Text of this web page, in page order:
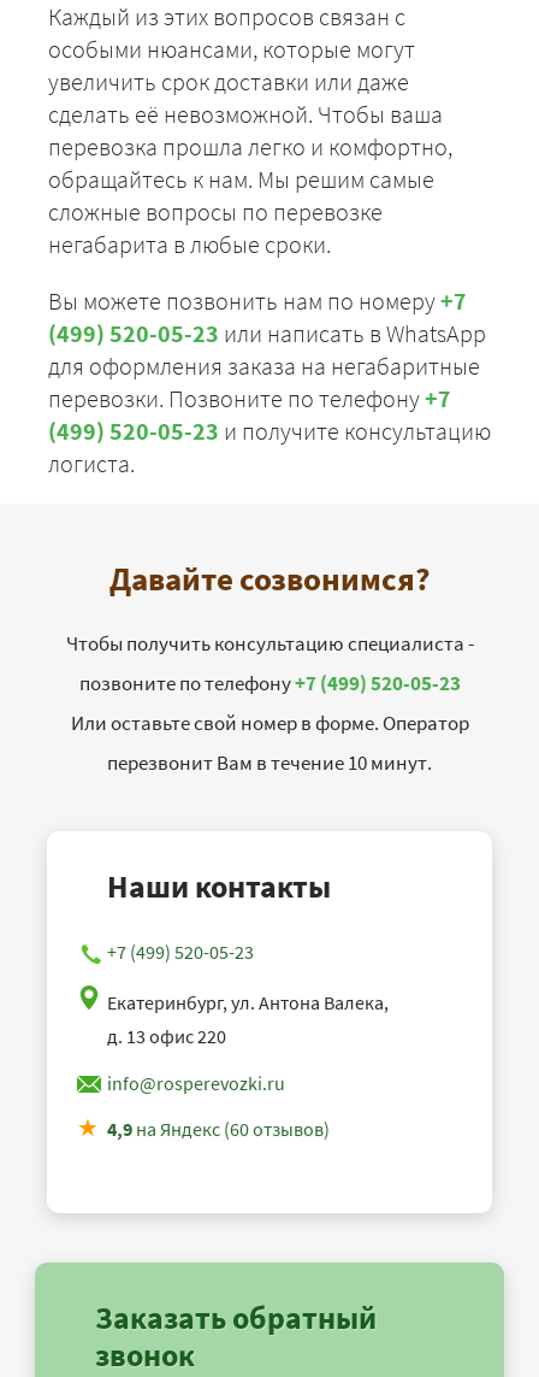
Каждый из этих вопросов связан с
особыми нюансами, которые могут
увеличить срок доставки или даже
сделать её невозможной. Чтобы ваша
перевозка прошла легко и комфортно,
обращайтесь к нам. Мы решим самые
сложные вопросы по перевозке
негабарита в любые сроки.
Вы можете позвонить нам по номеру+7
(499) 520-05-23 или написать в WhatsApp
для оформления заказа на негабаритные
перевозки. Позвоните по телефону+7
(499) 520-05-23 и получите консультацию
логиста.
Давайте созвонимся?
Чтобы получить консультацию специалиста -
позвоните по телефону+7 (499) 520-05-23
Или оставьте свой номер в форме. Оператор
перезвонит Вам в течение 10 минут.
Наши контакты
+7 (499) 520-05-23
Екатеринбург, ул. Антона Валека,
д. 13 офис 220
info@rosperevozki.ru
4,9 на Яндекс (60 отзывов)
Заказать обратный
звонок